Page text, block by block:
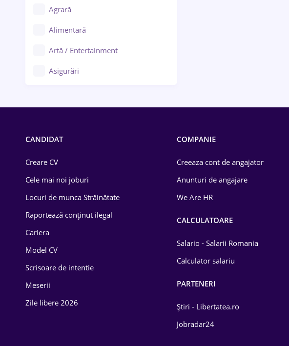
Agrară
Alimentară
Artă / Entertainment
Asigurări
Drept
Educație / Training
Energetică
Farma
CANDIDAT
Creare CV
Cele mai noi joburi
Locuri de munca Străinătate
Raportează conținut ilegal
Cariera
Model CV
Scrisoare de intentie
Meserii
Zile libere 2026
COMPANIE
Creeaza cont de angajator
Anunturi de angajare
We Are HR
CALCULATOARE
Salario - Salarii Romania
Calculator salariu
PARTENERI
Știri - Libertatea.ro
Jobradar24